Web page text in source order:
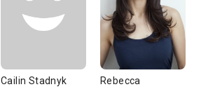
Cailin Stadnyk
Rebecca